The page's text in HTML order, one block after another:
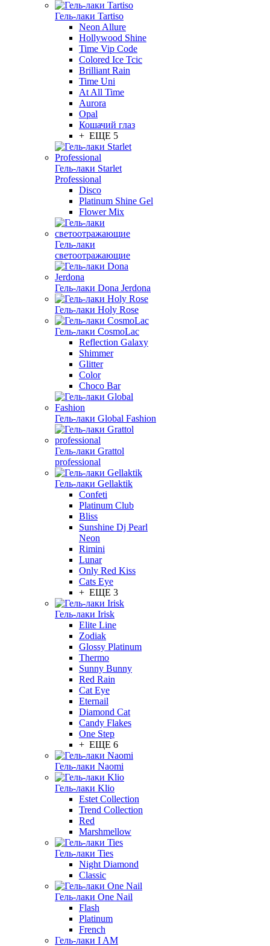
Гель-лаки Tartiso
Neon Allure
Hollywood Shine
Time Vip Code
Colored Ice Tcic
Brilliant Rain
Time Uni
At All Time
Aurora
Opal
Кошачий глаз
+ ЕЩЕ 5
Гель-лаки Starlet
Professional
Disco
Platinum Shine Gel
Flower Mix
Гель-лаки
светоотражающие
Гель-лаки Dona Jerdona
Гель-лаки Holy Rose
Гель-лаки CosmoLac
Reflection Galaxy
Shimmer
Glitter
Color
Choco Bar
Гель-лаки Global Fashion
Гель-лаки Grattol
professional
Гель-лаки Gellaktik
Confeti
Platinum Club
Bliss
Sunshine Dj Pearl
Neon
Rimini
Lunar
Only Red Kiss
Cats Eye
+ ЕЩЕ 3
Гель-лаки Irisk
Elite Line
Zodiak
Glossy Platinum
Thermo
Sunny Bunny
Red Rain
Cat Eye
Eternail
Diamond Cat
Candy Flakes
One Step
+ ЕЩЕ 6
Гель-лаки Naomi
Гель-лаки Klio
Estet Collection
Trend Collection
Red
Marshmellow
Гель-лаки Ties
Night Diamond
Classic
Гель-лаки One Nail
Flash
Platinum
French
Гель-лаки I AM